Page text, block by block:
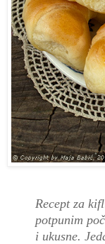
Recept za
potpunim
i ukusne.